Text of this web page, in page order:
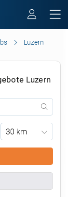
Luzern
Luzern
30 km